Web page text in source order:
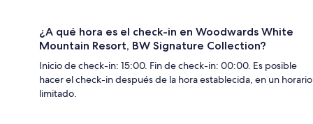
¿A qué hora es el check-in en Woodwards White
Mountain Resort, BW Signature Collection?
Inicio de check-in: 15:00. Fin de check-in: 00:00. Es posible
hacer el check-in después de la hora establecida, en un horario
limitado.